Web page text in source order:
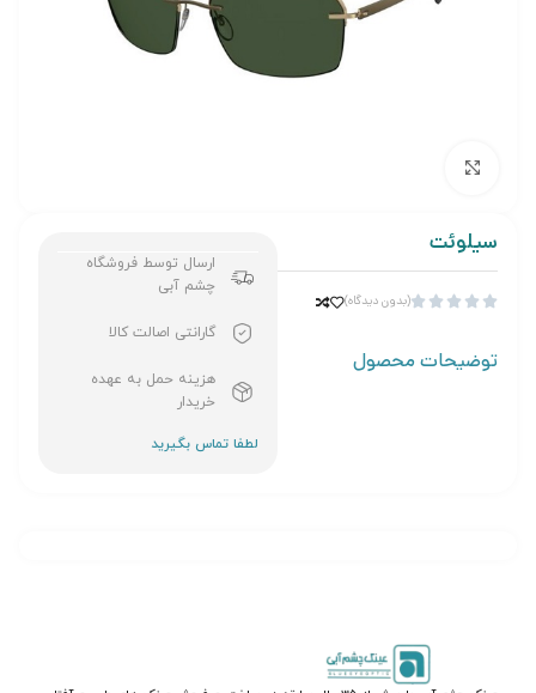
سیلوئت




(بدون دیدگاه)
توضیحات محصول
ارسال توسط فروشگاه
چشم آبی
گارانتی اصالت کالا
هزینه حمل به عهده
خریدار